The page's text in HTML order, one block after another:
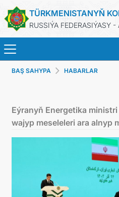
TÜRKMENISTANYŇ
RUSSIÝA FEDERASIÝASY -
BAŞ
PASPORTLARYŇ
KONSULLYK
BAŞ SAHYPA HABARLAR
Eýranyň Energetika
wajyp meseleleri ara alnyp